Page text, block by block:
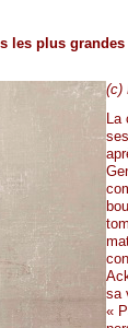
les plus
(c)
La
sa
«